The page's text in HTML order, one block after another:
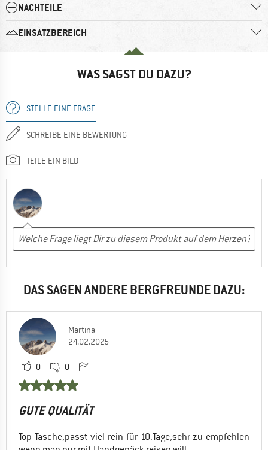
NACHTEILE
EINSATZBEREICH
WAS SAGST DU DAZU?
STELLE EINE FRAGE
SCHREIBE EINE BEWERTUNG
TEILE EIN BILD
DAS SAGEN ANDERE BERGFREUNDE DAZU:
Martina
24.02.2025
0 0
GUTE QUALITÄT
Top Tasche,passt viel rein für 10.Tage,sehr zu empfehlen